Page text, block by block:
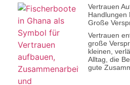
Vertrauen
Handlungen
Große
Vertrauen
große
kleinen,
Alltag, die
gute